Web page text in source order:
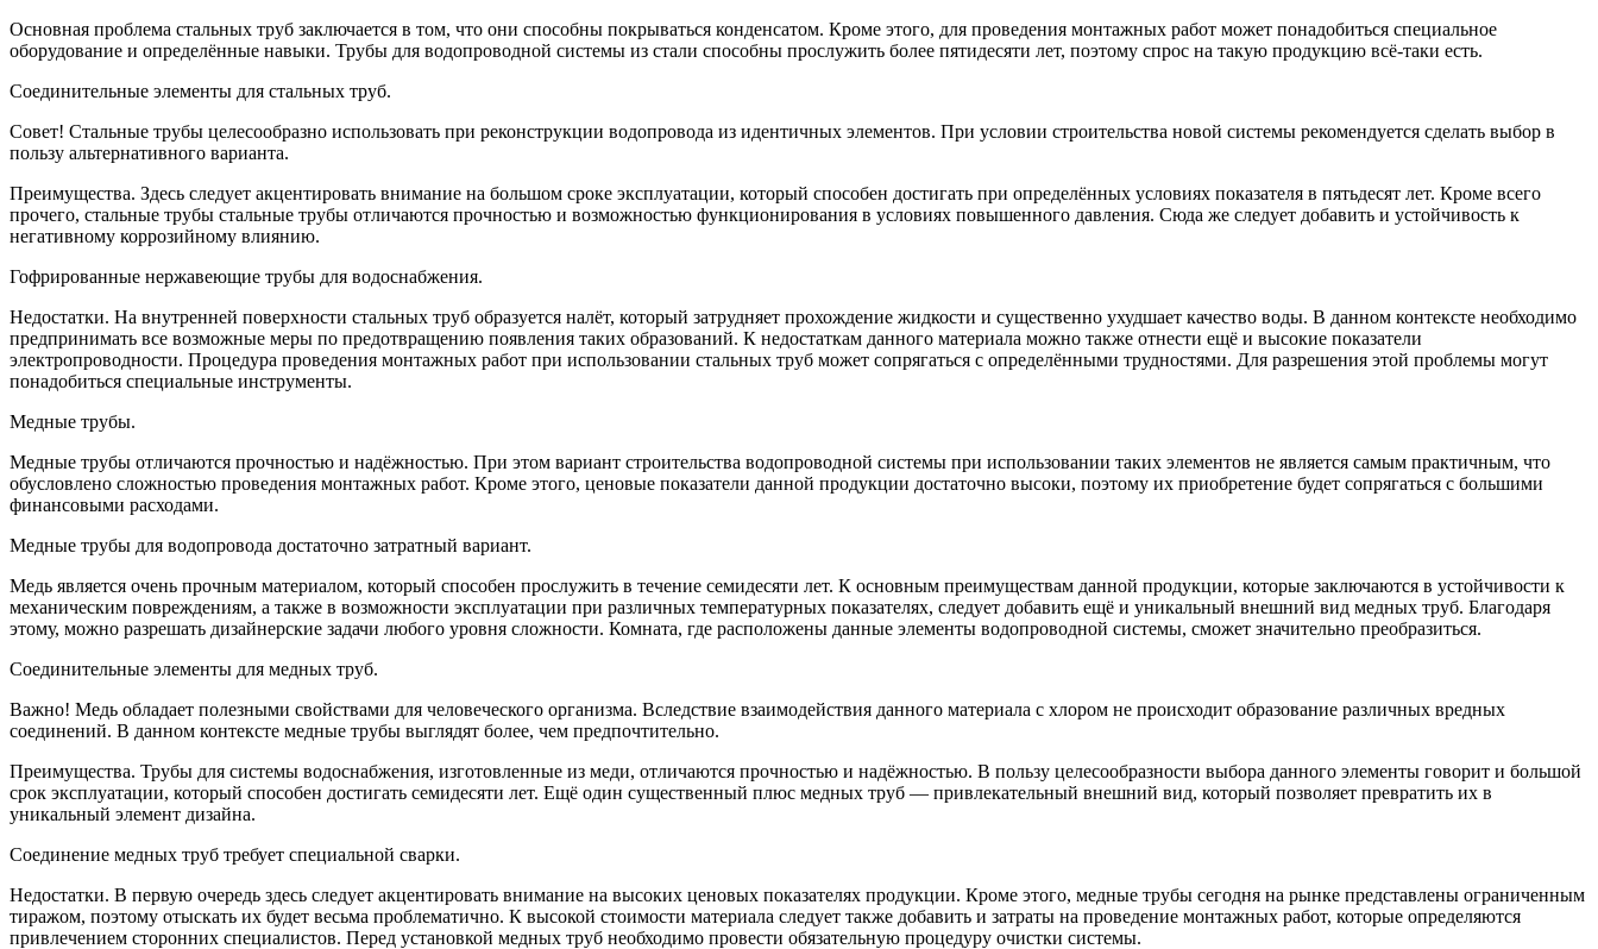
Основная проблема стальных труб заключается в том, что они способны покрываться конденсатом. Кроме этого, для проведения монтажных работ может понадобиться специальное
оборудование и определённые навыки. Трубы для водопроводной системы из стали способны прослужить более пятидесяти лет, поэтому спрос на такую продукцию всё-таки есть.
Соединительные элементы для стальных труб.
Совет! Стальные трубы целесообразно использовать при реконструкции водопровода из идентичных элементов. При условии строительства новой системы рекомендуется сделать выбор в
пользу альтернативного варианта.
Преимущества. Здесь следует акцентировать внимание на большом сроке эксплуатации, который способен достигать при определённых условиях показателя в пятьдесят лет. Кроме всего
прочего, стальные трубы стальные трубы отличаются прочностью и возможностью функционирования в условиях повышенного давления. Сюда же следует добавить и устойчивость к
негативному коррозийному влиянию.
Гофрированные нержавеющие трубы для водоснабжения.
Недостатки. На внутренней поверхности стальных труб образуется налёт, который затрудняет прохождение жидкости и существенно ухудшает качество воды. В данном контексте необходимо
предпринимать все возможные меры по предотвращению появления таких образований. К недостаткам данного материала можно также отнести ещё и высокие показатели
электропроводности. Процедура проведения монтажных работ при использовании стальных труб может сопрягаться с определёнными трудностями. Для разрешения этой проблемы могут
понадобиться специальные инструменты.
Медные трубы.
Медные трубы отличаются прочностью и надёжностью. При этом вариант строительства водопроводной системы при использовании таких элементов не является самым практичным, что
обусловлено сложностью проведения монтажных работ. Кроме этого, ценовые показатели данной продукции достаточно высоки, поэтому их приобретение будет сопрягаться с большими
финансовыми расходами.
Медные трубы для водопровода достаточно затратный вариант.
Медь является очень прочным материалом, который способен прослужить в течение семидесяти лет. К основным преимуществам данной продукции, которые заключаются в устойчивости к
механическим повреждениям, а также в возможности эксплуатации при различных температурных показателях, следует добавить ещё и уникальный внешний вид медных труб. Благодаря
этому, можно разрешать дизайнерские задачи любого уровня сложности. Комната, где расположены данные элементы водопроводной системы, сможет значительно преобразиться.
Соединительные элементы для медных труб.
Важно! Медь обладает полезными свойствами для человеческого организма. Вследствие взаимодействия данного материала с хлором не происходит образование различных вредных
соединений. В данном контексте медные трубы выглядят более, чем предпочтительно.
Преимущества. Трубы для системы водоснабжения, изготовленные из меди, отличаются прочностью и надёжностью. В пользу целесообразности выбора данного элементы говорит и большой
срок эксплуатации, который способен достигать семидесяти лет. Ещё один существенный плюс медных труб — привлекательный внешний вид, который позволяет превратить их в
уникальный элемент дизайна.
Соединение медных труб требует специальной сварки.
Недостатки. В первую очередь здесь следует акцентировать внимание на высоких ценовых показателях продукции. Кроме этого, медные трубы сегодня на рынке представлены ограниченным
тиражом, поэтому отыскать их будет весьма проблематично. К высокой стоимости материала следует также добавить и затраты на проведение монтажных работ, которые определяются
привлечением сторонних специалистов. Перед установкой медных труб необходимо провести обязательную процедуру очистки системы.